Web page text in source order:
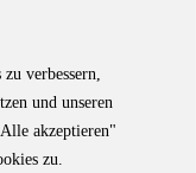
verbessern,
und unseren
akzeptieren"
zu.
für Autorinnen und
Veranstaltungsort für